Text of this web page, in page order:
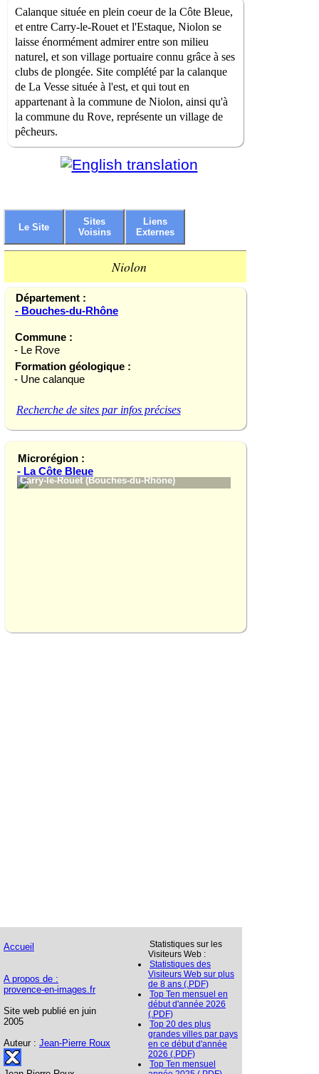
Calanque située en plein coeur de la Côte Bleue,
et entre Carry-le-Rouet et l'Estaque, Niolon se
laisse énormément admirer entre son milieu
naturel, et son village portuaire connu grâce à ses
clubs de plongée. Site complété par la calanque
de La Vesse située à l'est, et qui tout en
appartenant à la commune de Niolon, ainsi qu'à
la commune du Rove, représente un village de
pêcheurs.
Le Site
Sites
Voisins
Liens
Externes
Niolon
Département :
- Bouches-du-Rhône
Commune :
- Le Rove
Formation géologique :
- Une calanque
Recherche de sites par infos précises
Microrégion :
- La Côte Bleue
Carry-le-Rouet (Bouches-du-Rhône) La Redonne
Accueil
A propos de :
provence-en-images.fr
Site web publié en juin
2005
Auteur : Jean-Pierre Roux
Statistiques sur les
Visiteurs Web :
Statistiques des
Visiteurs Web sur plus
de 8 ans (.PDF)
Top Ten mensuel en
début d'année 2026
(.PDF)
Top 20 des plus
grandes villes par pays
en ce début d'année
2026 (.PDF)
Top Ten mensuel